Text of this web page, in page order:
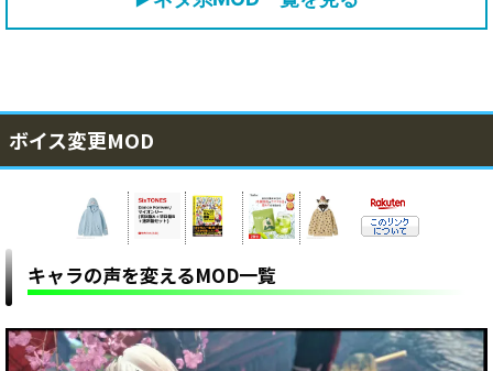
ボイス変更MOD
キャラの声を変えるMOD一覧